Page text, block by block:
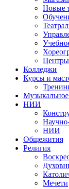
Новые
Колледжи
Курсы и
Музыкальное
НИИ
НИИ
Общежития
Религия
Мечети